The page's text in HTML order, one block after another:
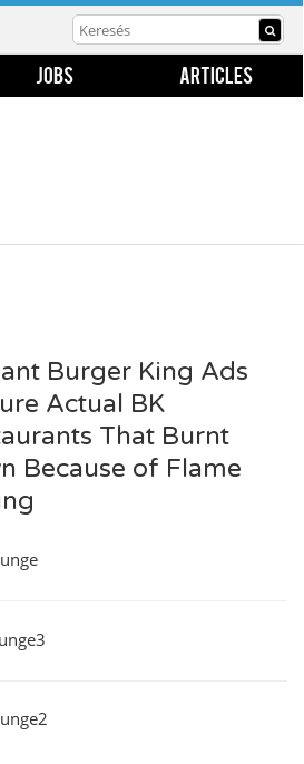
JOBS ARTICLES
Burger King Ads
Actual BK
That Burnt
Because of Flame